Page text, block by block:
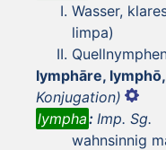
Wasser,
limpa)
lymphāre,
Konjugation)
lympha: Imp. Sg.
wahnsinnig